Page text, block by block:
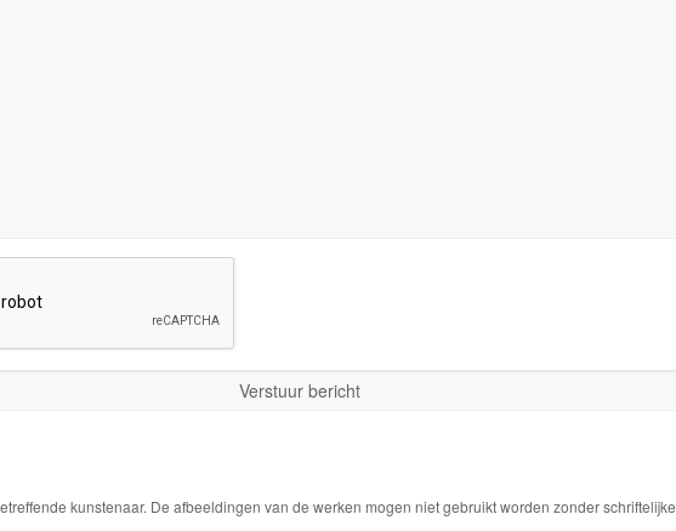
kunstenaar. De afbeeldingen van de werken mogen niet gebruikt worden zonder schriftelijke